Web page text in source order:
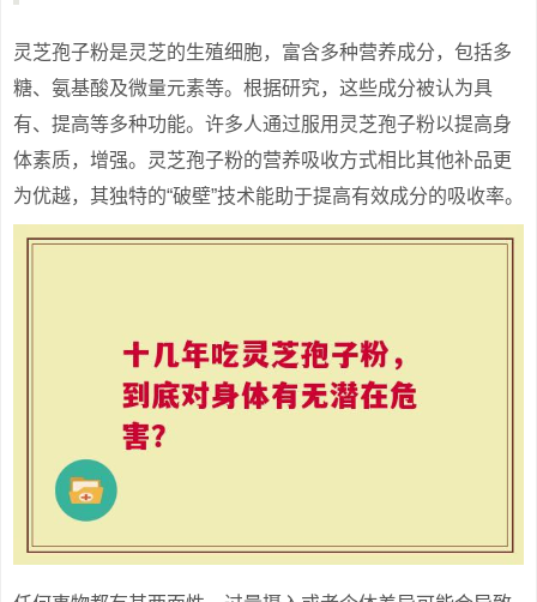
灵芝孢子粉是灵芝的生殖细胞，富含多种营养成分，包括多
糖、氨基酸及微量元素等。根据研究，这些成分被认为具
有、提高等多种功能。许多人通过服用灵芝孢子粉以提高身
体素质，增强。灵芝孢子粉的营养吸收方式相比其他补品更
为优越，其独特的“破壁”技术能助于提高有效成分的吸收率。